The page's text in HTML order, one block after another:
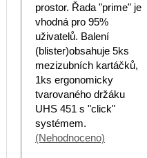
prostor. Řada "prime" je
vhodná pro 95%
uživatelů. Balení
(blister)obsahuje 5ks
mezizubních kartáčků,
1ks ergonomicky
tvarovaného držáku
UHS 451 s "click"
systémem.
(Nehodnoceno)